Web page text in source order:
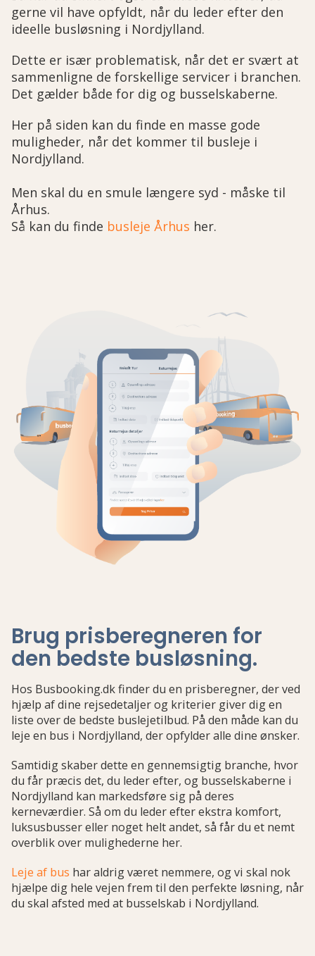
gerne vil have opfyldt, når du leder efter den
ideelle busløsning i Nordjylland.
Dette er især problematisk, når det er svært at
sammenligne de forskellige servicer i branchen.
Det gælder både for dig og busselskaberne.
Her på siden kan du finde en masse gode
muligheder, når det kommer til busleje i
Nordjylland.
Men skal du en smule længere syd - måske til
Århus.
Så kan du finde busleje Århus her.
Brug prisberegneren for
den bedste busløsning.
Hos Busbooking.dk finder du en prisberegner, der ved
hjælp af dine rejsedetaljer og kriterier giver dig en
liste over de bedste buslejetilbud. På den måde kan du
leje en bus i Nordjylland, der opfylder alle dine ønsker.
Samtidig skaber dette en gennemsigtig branche, hvor
du får præcis det, du leder efter, og busselskaberne i
Nordjylland kan markedsføre sig på deres
kerneværdier. Så om du leder efter ekstra komfort,
luksusbusser eller noget helt andet, så får du et nemt
overblik over mulighederne her.
Leje af bus har aldrig været nemmere, og vi skal nok
hjælpe dig hele vejen frem til den perfekte løsning, når
du skal afsted med at busselskab i Nordjylland.